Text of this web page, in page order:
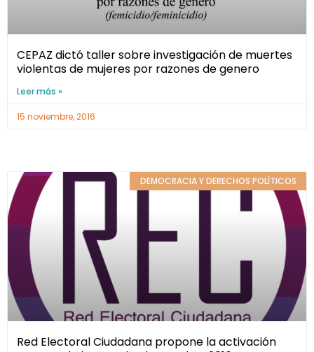
CEPAZ dictó taller sobre investigación de muertes
violentas de mujeres por razones de genero
Leer más »
15 noviembre, 2016
DEMOCRACIA Y DERECHOS POLÍTICOS
Red Electoral Ciudadana propone la activación